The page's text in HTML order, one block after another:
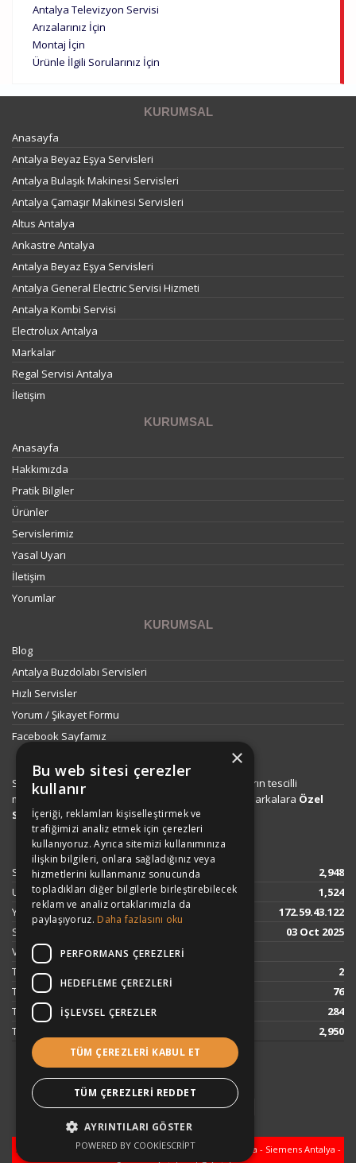
Antalya Televizyon Servisi
Arızalarınız İçin
Montaj İçin
Ürünle İlgili Sorularınız İçin
KURUMSAL
Anasayfa
Antalya Beyaz Eşya Servisleri
Antalya Bulaşık Makinesi Servisleri
Antalya Çamaşır Makinesi Servisleri
Altus Antalya
Ankastre Antalya
Antalya Beyaz Eşya Servisleri
Antalya General Electric Servisi Hizmeti
Antalya Kombi Servisi
Electrolux Antalya
Markalar
Regal Servisi Antalya
İletişim
KURUMSAL
Anasayfa
Hakkımızda
Pratik Bilgiler
Ürünler
Servislerimiz
Yasal Uyarı
İletişim
Yorumlar
KURUMSAL
Blog
Antalya Buzdolabı Servisleri
Hızlı Servisler
Yorum / Şikayet Formu
Facebook Sayfamız
Sitemizde ismi geçen logo ve markalar ilgili firmaların tescilli
markalarıdır. Firmamız, Web sitemizde adı geçen markalara Özel
Servis Hizmetisağlamaktadır.
Site Counter:
2,948
Unique Visitor:
1,524
Your IP:
172.59.43.122
Since:
03 Oct 2025
Visitors:
Today:
2
This week:
76
This month:
284
This year:
2,950
© 2026 . Tüm Hakları Saklıdır.
Antalya
Miele Antalya - Gaggenau Antalya - Bosch Antalya - Siemens Antalya -
×
Bu web sitesi çerezler
kullanır
İçeriği, reklamları kişiselleştirmek ve
trafiğimizi analiz etmek için çerezleri
kullanıyoruz. Ayrıca sitemizi kullanımınıza
ilişkin bilgileri, onlara sağladığınız veya
hizmetlerini kullanmanız sonucunda
topladıkları diğer bilgilerle birleştirebilecek
reklam ve analiz ortaklarımızla da
paylaşıyoruz. Daha fazlasını oku
PERFORMANS ÇEREZLERI
HEDEFLEME ÇEREZLERI
İŞLEVSEL ÇEREZLER
TÜM ÇEREZLERI KABUL ET
TÜM ÇEREZLERI REDDET
AYRINTILARI GÖSTER
POWERED BY COOKIESCRIPT